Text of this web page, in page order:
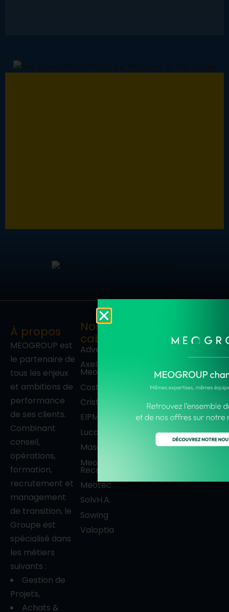
À propos
MEOGROUP est
le partenaire de
tous les enjeux
et ambitions de
performance
de ses clients.
Combinant
conseil,
opérations,
formation,
recrutement et
management
de transition, le
Groupe est
spécialisé dans
les métiers
suivants :
Gestion de
Projets,
Achats &
Nos
cabinets
Adven Transition
Axel By
Meogroup
Cost House
Cristal Décisions
EIPM
Luca Consulting
Masaï
Meogroup
Recruitment
Meotec
SolvH.A.
Sowing
Valoptia
+33 (0)1 41 10 47
Alphonse Le
Gallo
Boulogne-
Billancourt
Nous